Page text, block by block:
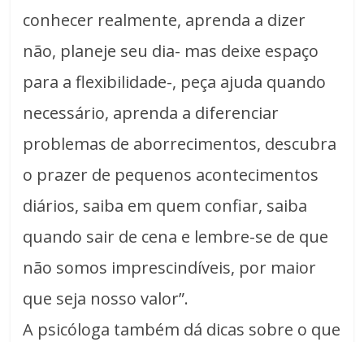
conhecer realmente, aprenda a dizer
não, planeje seu dia- mas deixe espaço
para a flexibilidade-, peça ajuda quando
necessário, aprenda a diferenciar
problemas de aborrecimentos, descubra
o prazer de pequenos acontecimentos
diários, saiba em quem confiar, saiba
quando sair de cena e lembre-se de que
não somos imprescindíveis, por maior
que seja nosso valor”.
A psicóloga também dá dicas sobre o que